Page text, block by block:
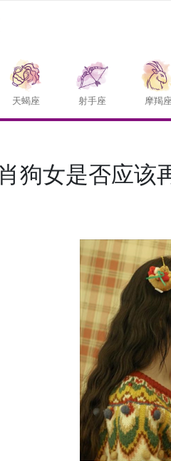
天蝎座 射手座 摩羯
狗女是否应该